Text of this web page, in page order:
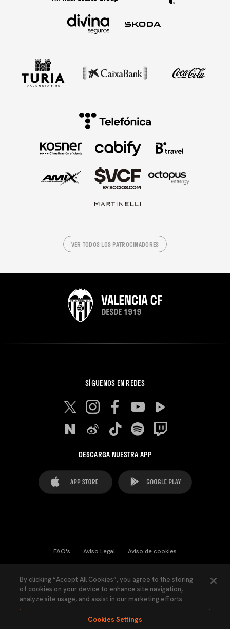
VER TODOS LOS PATROCINADORES
SÍGUENOS EN REDES
DESCARGA NUESTRA APP
FAQ's Aviso Legal Aviso de cookies
Ley Transparencia Política de Privacidad
Accesibilidad
By clicking “Accept All Cookies”, you agree to the storing
of cookies on your device to enhance site navigation,
analyze site usage, and assist in our marketing efforts.
Cookies Settings